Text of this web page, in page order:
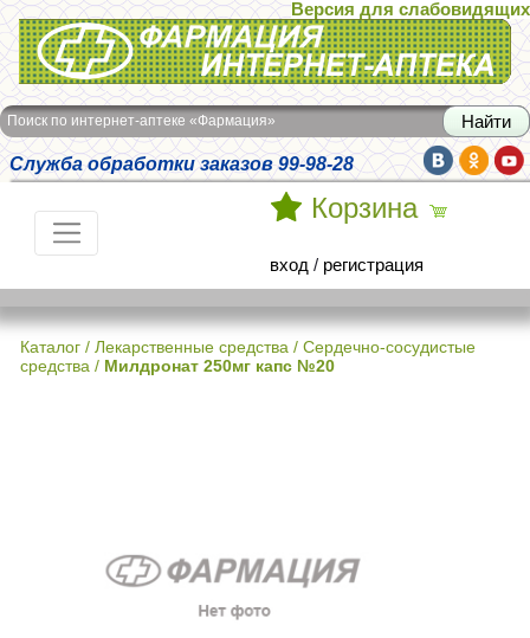
Интернет-аптека Фармация
Версия для слабовидящих
Поиск по интернет-аптеке «Фармация»
Служба обработки заказов 99-98-28
Корзина
вход / регистрация
Каталог / Лекарственные средства / Сердечно-сосудистые
средства / Милдронат 250мг капс №20